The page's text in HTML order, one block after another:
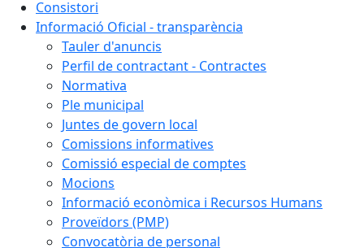
Consistori
Informació Oficial - transparència
Tauler d'anuncis
Perfil de contractant - Contractes
Normativa
Ple municipal
Juntes de govern local
Comissions informatives
Comissió especial de comptes
Mocions
Informació econòmica i Recursos Humans
Proveïdors (PMP)
Convocatòria de personal